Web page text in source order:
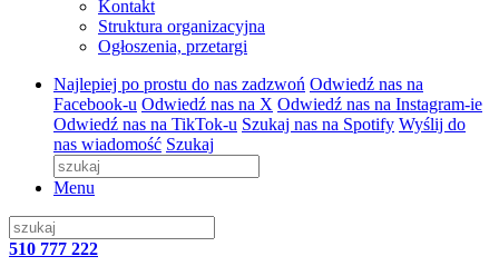
Kontakt
Struktura organizacyjna
Ogłoszenia, przetargi
Najlepiej po prostu do nas zadzwoń Odwiedź nas na
Facebook-u Odwiedź nas na X Odwiedź nas na Instagram-ie
Odwiedź nas na TikTok-u Szukaj nas na Spotify Wyślij do
nas wiadomość Szukaj
Menu
510 777 222